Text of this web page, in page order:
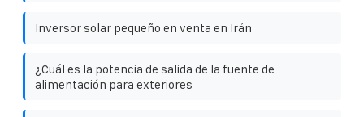
Inversor solar pequeño en venta en Irán
¿Cuál es la potencia de salida de la fuente de
alimentación para exteriores